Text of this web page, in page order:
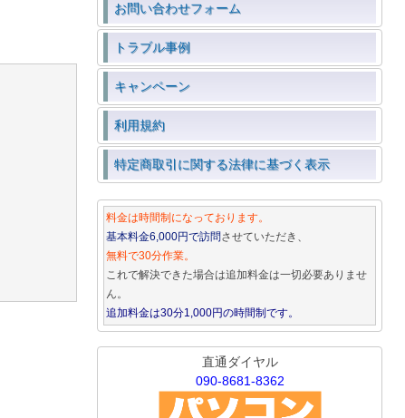
お問い合わせフォーム
トラブル事例
キャンペーン
利用規約
特定商取引に関する法律に基づく表示
料金は時間制になっております。
基本料金6,000円で訪問させていただき、
無料で30分作業。
これで解決できた場合は追加料金は一切必要ありませ
ん。
追加料金は30分1,000円の時間制です。
直通ダイヤル
090-8681-8362